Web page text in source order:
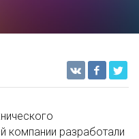
компании разработали